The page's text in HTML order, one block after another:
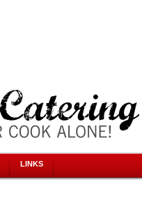
LINKS